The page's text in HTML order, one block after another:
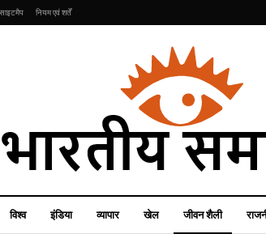
साइटमैप नियम एवं शर्तें
विश्व इंडिया व्यापार खेल जीवन शैली